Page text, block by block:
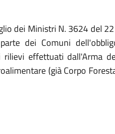
dei Ministri N. 3624 del
dei Comuni
effettuati dall'Arma
(già Corpo